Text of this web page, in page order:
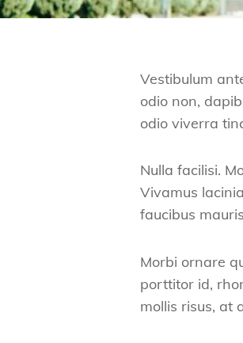
Vestibulum
odio non,
odio viverra
Nulla facilisi.
Vivamus
faucibus
Morbi ornare
porttitor id,
mollis risus, at